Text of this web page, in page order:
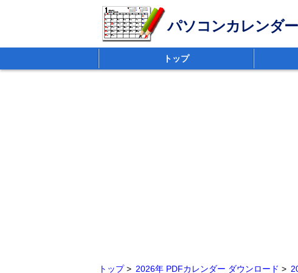
パソコンカレンダ
トップ
トップ 2026年 PDFカレンダー ダウンロード